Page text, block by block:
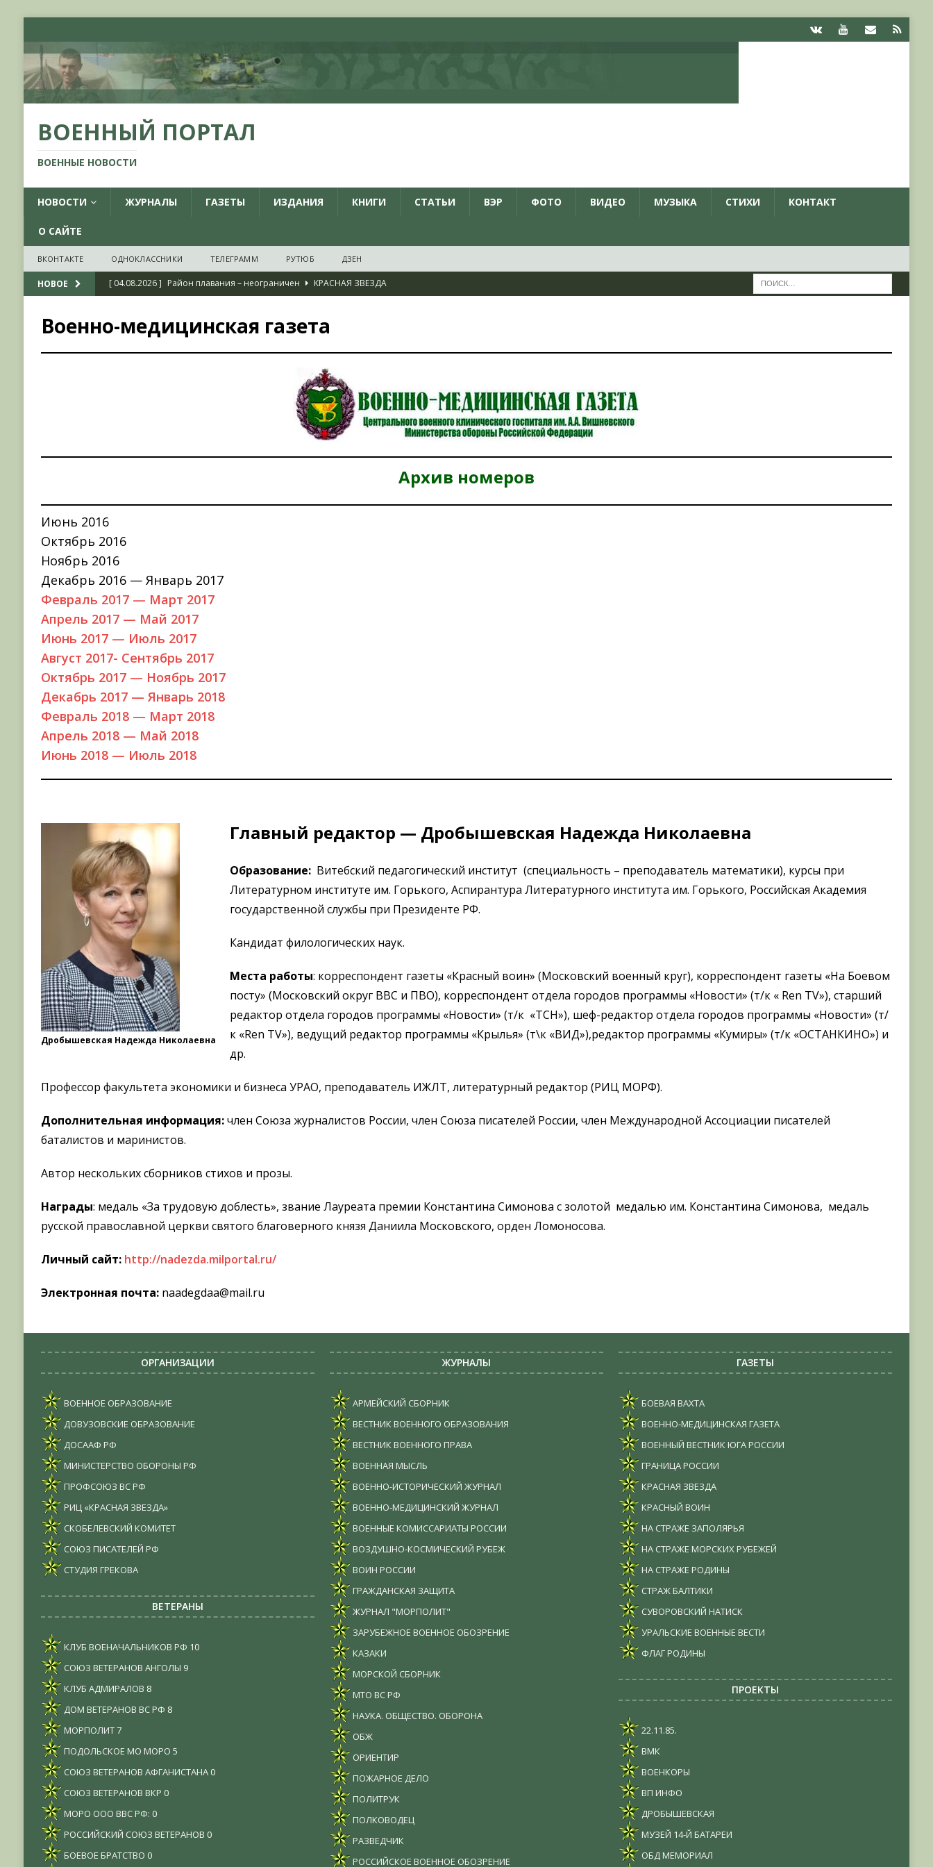
ВОЕННЫЙ ПОРТАЛ
ВОЕННЫЕ НОВОСТИ
НОВОСТИ ЖУРНАЛЫ ГАЗЕТЫ ИЗДАНИЯ КНИГИ СТАТЬИ ВЭР ФОТО ВИДЕО МУЗЫКА СТИХИ КОНТАКТ
О САЙТЕ
ВКОНТАКТЕ ОДНОКЛАССНИКИ ТЕЛЕГРАММ РУТЮБ ДЗЕН
НОВОЕ [ 04.08.2026 ] Район плавания – неограничен
КРАСНАЯ ЗВЕЗДА
НОВОСТИ
[ 31.07.2026 ] АВГУСТ В ВОЕННОЙ ИСТОРИИ (2026)
ВОЕННО-ИСТОРИЧЕСКИЙ ЖУРНАЛ
Возрождая легендарный Воениздат
НОВОСТИ
На сайте Минобороны России открыт мультимедийный проект с рассекреченными документами из
фондов ЦАМО РФ, посвященный 175-летию со дня создания Железнодорожных войск ВС РФ
НОВОСТИ
Военно-медицинская газета
Архив номеров
Июнь 2016
Октябрь 2016
Ноябрь 2016
Декабрь 2016 — Январь 2017
Февраль 2017 — Март 2017
Апрель 2017 — Май 2017
Июнь 2017 — Июль 2017
Август 2017- Сентябрь 2017
Октябрь 2017 — Ноябрь 2017
Декабрь 2017 — Январь 2018
Февраль 2018 — Март 2018
Апрель 2018 — Май 2018
Июнь 2018 — Июль 2018
Дробышевская Надежда Николаевна
Главный редактор — Дробышевская Надежда Николаевна
Образование:Витебский педагогический институт (специальность – преподаватель математики), курсы при
Литературном институте им. Горького, Аспирантура Литературного института им. Горького, Российская Академия
государственной службы при Президенте РФ.
Кандидат филологических наук.
Места работы: корреспондент газеты «Красный воин» (Московский военный круг), корреспондент газеты «На Боевом
посту» (Московский округ ВВС и ПВО), корреспондент отдела городов программы «Новости» (т/к « Ren TV»), старший
редактор отдела городов программы «Новости» (т/к «ТСН»), шеф-редактор отдела городов программы «Новости» (т/
к «Ren TV»), ведущий редактор программы «Крылья» (т\к «ВИД»),редактор программы «Кумиры» (т/к «ОСТАНКИНО») и
др.
Профессор факультета экономики и бизнеса УРАО, преподаватель ИЖЛТ, литературный редактор (РИЦ МОРФ).
Дополнительная информация:член Союза журналистов России, член Союза писателей России, член Международной Ассоциации писателей
баталистов и маринистов.
Автор нескольких сборников стихов и прозы.
Награды: медаль «За трудовую доблесть», звание Лауреата премии Константина Симонова с золотой медалью им. Константина Симонова, медаль
русской православной церкви святого благоверного князя Даниила Московского, орден Ломоносова.
Личный сайт: http://nadezda.milportal.ru/
Электронная почта:naadegdaa@mail.ru
ОРГАНИЗАЦИИ
ВОЕННОЕ ОБРАЗОВАНИЕ
ДОВУЗОВСКИЕ ОБРАЗОВАНИЕ
ДОСААФ РФ
МИНИСТЕРСТВО ОБОРОНЫ РФ
ПРОФСОЮЗ ВС РФ
РИЦ «КРАСНАЯ ЗВЕЗДА»
СКОБЕЛЕВСКИЙ КОМИТЕТ
СОЮЗ ПИСАТЕЛЕЙ РФ
СТУДИЯ ГРЕКОВА
ВЕТЕРАНЫ
КЛУБ ВОЕНАЧАЛЬНИКОВ РФ 10
СОЮЗ ВЕТЕРАНОВ АНГОЛЫ 9
КЛУБ АДМИРАЛОВ 8
ДОМ ВЕТЕРАНОВ ВС РФ 8
МОРПОЛИТ7
ПОДОЛЬСКОЕ МО МОРО 5
СОЮЗ ВЕТЕРАНОВ АФГАНИСТАНА0
СОЮЗ ВЕТЕРАНОВ ВКР 0
МОРО ООО ВВС РФ: 0
РОССИЙСКИЙ СОЮЗ ВЕТЕРАНОВ 0
БОЕВОЕ БРАТСТВО 0
ЖУРНАЛЫ
АРМЕЙСКИЙ СБОРНИК
ВЕСТНИК ВОЕННОГО ОБРАЗОВАНИЯ
ВЕСТНИК ВОЕННОГО ПРАВА
ВОЕННАЯ МЫСЛЬ
ВОЕННО-ИСТОРИЧЕСКИЙ ЖУРНАЛ
ВОЕННО-МЕДИЦИНСКИЙ ЖУРНАЛ
ВОЕННЫЕ КОМИССАРИАТЫ РОССИИ
ВОЗДУШНО-КОСМИЧЕСКИЙ РУБЕЖ
ВОИН РОССИИ
ГРАЖДАНСКАЯ ЗАЩИТА
ЖУРНАЛ "МОРПОЛИТ"
ЗАРУБЕЖНОЕ ВОЕННОЕ ОБОЗРЕНИЕ
КАЗАКИ
МОРСКОЙ СБОРНИК
МТО ВС РФ
НАУКА. ОБЩЕСТВО. ОБОРОНА
ОБЖ
ОРИЕНТИР
ПОЖАРНОЕ ДЕЛО
ПОЛИТРУК
ПОЛКОВОДЕЦ
РАЗВЕДЧИК
РОССИЙСКОЕ ВОЕННОЕ ОБОЗРЕНИЕ
ГАЗЕТЫ
БОЕВАЯ ВАХТА
ВОЕННО-МЕДИЦИНСКАЯ ГАЗЕТА
ВОЕННЫЙ ВЕСТНИК ЮГА РОССИИ
ГРАНИЦА РОССИИ
КРАСНАЯ ЗВЕЗДА
КРАСНЫЙ ВОИН
НА СТРАЖЕ ЗАПОЛЯРЬЯ
НА СТРАЖЕ МОРСКИХ РУБЕЖЕЙ
НА СТРАЖЕ РОДИНЫ
СТРАЖ БАЛТИКИ
СУВОРОВСКИЙ НАТИСК
УРАЛЬСКИЕ ВОЕННЫЕ ВЕСТИ
ФЛАГ РОДИНЫ
ПРОЕКТЫ
22.11.85.
ВМК
ВОЕНКОРЫ
ВП ИНФО
ДРОБЫШЕВСКАЯ
МУЗЕЙ 14-Й БАТАРЕИ
ОБД МЕМОРИАЛ